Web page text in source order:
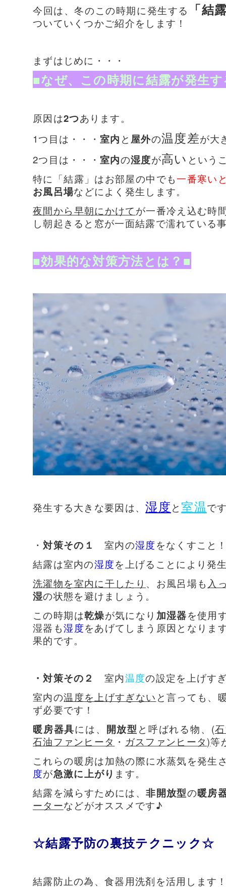
今回は、冬のこの時期に発生する 「結
ついていくつかご紹介をします！
まずはじめに・・・
■なぜ、この時期に結露が発生
原因は2つあります。
1つ目は・・・室内 と 屋外の温度差が大
2つ目は・・・室内の湿度が高い という
特に「結露」はお部屋の中でも一番寒い
お風呂場などによく発生します。
夜間から早朝にかけてが一番冷え込む時
し朝起きると窓が一面結露で濡れている
■効果的な対策方法とは？■
発生する大きな要因は、湿度と 室温で
・ 対策その１ 室内の湿度をなくすこと
結露は室内の湿度を上げることにより発
洗濯物を室内に干したり 、お風呂場も 入
湿の状態を避けましょう。
この時期は乾燥が気になり 加湿器を使用
湿器も湿度をあげてしまう原因となりま
果的です。
・対策その２ 室内温度の設定を上げす
室内の温度を上げすぎない と言っても、
ず必要です！
暖房器具には、 開放型 と呼ばれる物、(
石油ファンヒータ ・ ガスファンヒータ)等
これらの暖房は加熱の際に水蒸気を発生
度が急激に上がり ます。
結露を減らすためには、非開放型の暖房
ーターなどがオススメです♪
☆結露予防の裏技テクニック☆
結露防止の為、食器用洗剤を活用します